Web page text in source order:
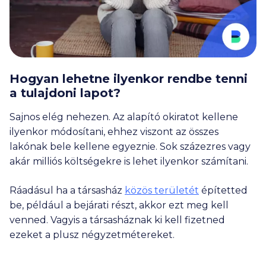
Hogyan lehetne ilyenkor rendbe tenni
a tulajdoni lapot?
Sajnos elég nehezen. Az alapító okiratot kellene
ilyenkor módosítani, ehhez viszont az összes
lakónak bele kellene egyeznie. Sok százezres vagy
akár milliós költségekre is lehet ilyenkor számítani.
Ráadásul ha a társasház közös területét építetted
be, például a bejárati részt, akkor ezt meg kell
venned. Vagyis a társasháznak ki kell fizetned
ezeket a plusz négyzetmétereket.